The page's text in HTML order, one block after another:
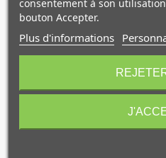
les 30°. La rotation
0° et 90° avec des clics tous les
Grâce à soncapteur intégré, le
automatiquement le niveau
intègre ces informations dans
Fujifilm GFX100 II et les
GFX100, GFX50R et GFX50S
consentement à son
bouton Accepter.
Plus d'informations
10€
premier